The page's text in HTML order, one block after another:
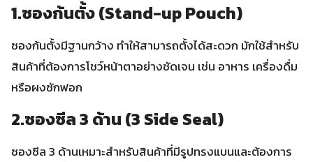
1.ซองก้นตั้ง (Stand-up Pouch)
ซองก้นตั้งมีฐานกว้าง ทำให้สามารถตั้งได้สะดวก มักใช้สำหรับ
สินค้าที่ต้องการโชว์หน้าตาอย่างชัดเจน เช่น อาหาร เครื่องดื่ม
หรือผงซักฟอก
2.ซองซีล 3 ด้าน (3 Side Seal)
ซองซีล 3 ด้านเหมาะสำหรับสินค้าที่มีรูปทรงแบนและต้องการ